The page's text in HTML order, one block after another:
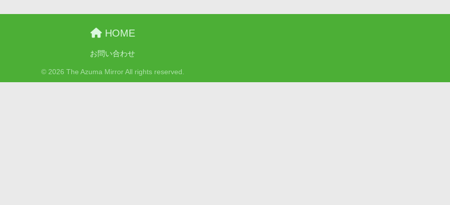
HOME
お問い合わせ
© 2026 The Azuma Mirror All rights reserved.